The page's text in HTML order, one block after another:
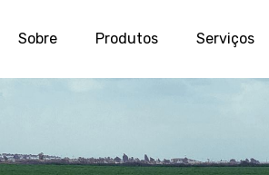
Sobre Produtos Serviços